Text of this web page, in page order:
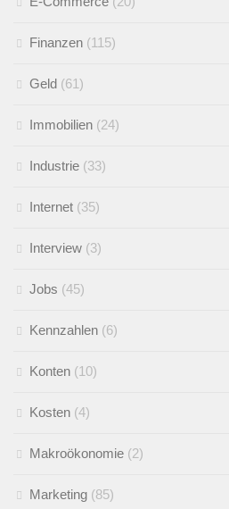
Finanzen (115)
Geld (61)
Immobilien (24)
Industrie (33)
Internet (35)
Interview (3)
Jobs (45)
Kennzahlen (6)
Konten (10)
Kosten (4)
Makroökonomie (2)
Marketing (85)